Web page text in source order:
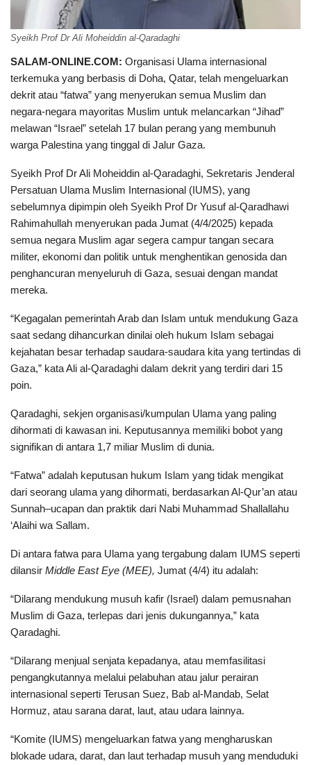
Syeikh Prof Dr Ali Moheiddin al-Qaradaghi
SALAM-ONLINE.COM: Organisasi Ulama internasional
terkemuka yang berbasis di Doha, Qatar, telah mengeluarkan
dekrit atau “fatwa” yang menyerukan semua Muslim dan
negara-negara mayoritas Muslim untuk melancarkan “Jihad”
melawan “Israel” setelah 17 bulan perang yang membunuh
warga Palestina yang tinggal di Jalur Gaza.
Syeikh Prof Dr Ali Moheiddin al-Qaradaghi, Sekretaris Jenderal
Persatuan Ulama Muslim Internasional (IUMS), yang
sebelumnya dipimpin oleh Syeikh Prof Dr Yusuf al-Qaradhawi
Rahimahullah menyerukan pada Jumat (4/4/2025) kepada
semua negara Muslim agar segera campur tangan secara
militer, ekonomi dan politik untuk menghentikan genosida dan
penghancuran menyeluruh di Gaza, sesuai dengan mandat
mereka.
“Kegagalan pemerintah Arab dan Islam untuk mendukung Gaza
saat sedang dihancurkan dinilai oleh hukum Islam sebagai
kejahatan besar terhadap saudara-saudara kita yang tertindas di
Gaza,” kata Ali al-Qaradaghi dalam dekrit yang terdiri dari 15
poin.
Qaradaghi, sekjen organisasi/kumpulan Ulama yang paling
dihormati di kawasan ini. Keputusannya memiliki bobot yang
signifikan di antara 1,7 miliar Muslim di dunia.
“Fatwa” adalah keputusan hukum Islam yang tidak mengikat
dari seorang ulama yang dihormati, berdasarkan Al-Qur’an atau
Sunnah–ucapan dan praktik dari Nabi Muhammad Shallallahu
‘Alaihi wa Sallam.
Di antara fatwa para Ulama yang tergabung dalam IUMS seperti
dilansir Middle East Eye (MEE), Jumat (4/4) itu adalah:
“Dilarang mendukung musuh kafir (Israel) dalam pemusnahan
Muslim di Gaza, terlepas dari jenis dukungannya,” kata
Qaradaghi.
“Dilarang menjual senjata kepadanya, atau memfasilitasi
pengangkutannya melalui pelabuhan atau jalur perairan
internasional seperti Terusan Suez, Bab al-Mandab, Selat
Hormuz, atau sarana darat, laut, atau udara lainnya.
“Komite (IUMS) mengeluarkan fatwa yang mengharuskan
blokade udara, darat, dan laut terhadap musuh yang menduduki